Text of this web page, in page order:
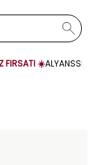
FIRSATI ☀️ALYANS